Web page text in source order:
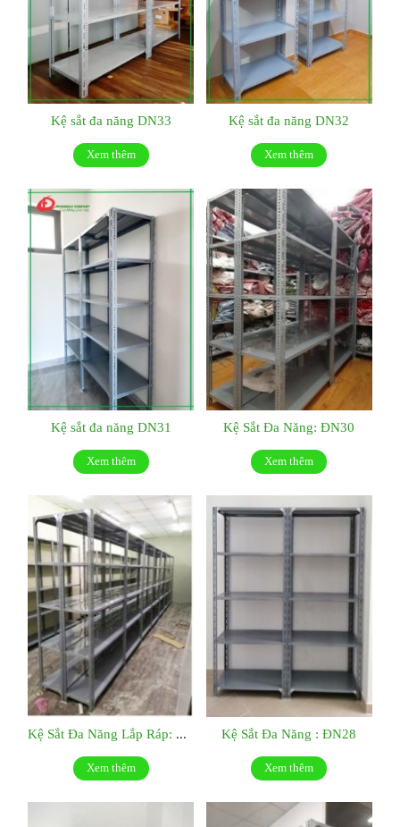
Kệ sắt đa năng DN33
Xem thêm
Kệ sắt đa năng DN32
Xem thêm
Kệ sắt đa năng DN31
Xem thêm
Kệ Sắt Đa Năng: ĐN30
Xem thêm
Xem thêm
Kệ Sắt Đa Năng : ĐN28
Xem thêm